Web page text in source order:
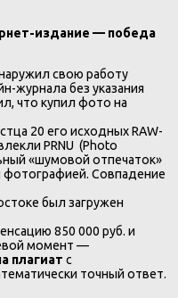
издание — победа
свою работу
журнала без указания
что купил фото на
20 его исходных RAW-
PRNU (Photo
«шумовой отпечаток»
фотографией. Совпадение
был загружен
850 000 руб. и
момент —
плагиат с
точный ответ.